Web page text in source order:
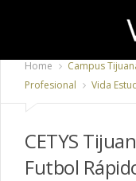
Home Campus
Profesional
Vida
CETYS
Futbol